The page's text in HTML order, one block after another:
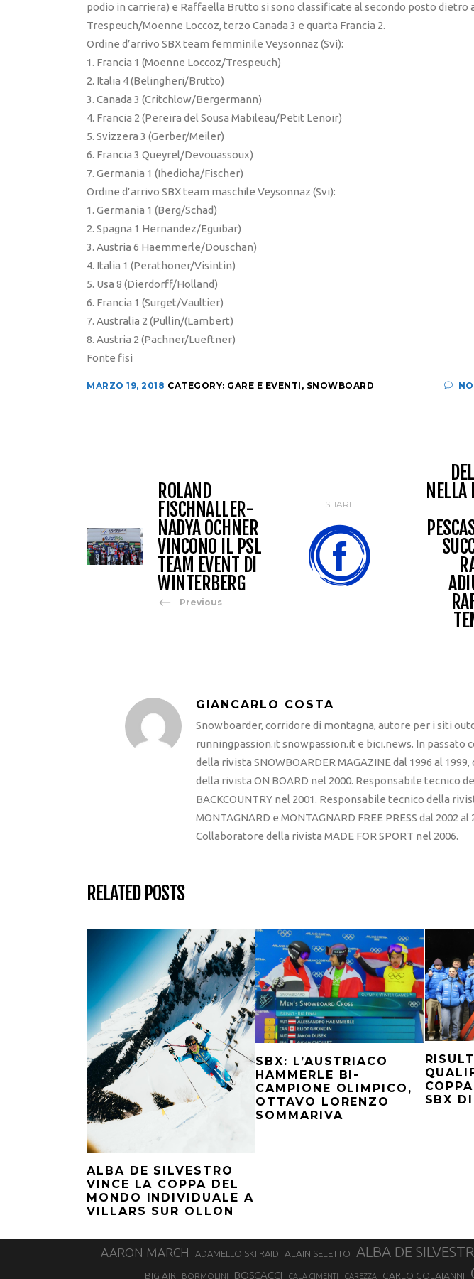
podio in carriera) e Raffaella Brutto si sono classificate al secondo posto dietro
Trespeuch/Moenne Loccoz, terzo Canada 3 e quarta Francia 2.
Ordine d’arrivo SBX team femminile Veysonnaz (Svi):
1. Francia 1 (Moenne Loccoz/Trespeuch)
2. Italia 4 (Belingheri/Brutto)
3. Canada 3 (Critchlow/Bergermann)
4. Francia 2 (Pereira del Sousa Mabileau/Petit Lenoir)
5. Svizzera 3 (Gerber/Meiler)
6. Francia 3 Queyrel/Devouassoux)
7. Germania 1 (Ihedioha/Fischer)
Ordine d’arrivo SBX team maschile Veysonnaz (Svi):
1. Germania 1 (Berg/Schad)
2. Spagna 1 Hernandez/Eguibar)
3. Austria 6 Haemmerle/Douschan)
4. Italia 1 (Perathoner/Visintin)
5. Usa 8 (Dierdorff/Holland)
6. Francia 1 (Surget/Vaultier)
7. Australia 2 (Pullin/(Lambert)
8. Austria 2 (Pachner/Lueftner)
Fonte fisi
MARZO 19, 2018 CATEGORY: GARE E EVENTI , SNOWBOARD
ROLAND
FISCHNALLER-
NADYA OCHNER
VINCONO IL PSL
TEAM EVENT DI
WINTERBERG
Previous
SHARE
NELLA
GIANCARLO COSTA
Snowboarder, corridore di montagna, autore per i siti
runningpassion.it snowpassion.it e bici.news. In passato
della rivista SNOWBOARDER MAGAZINE dal 1996 al
della rivista ON BOARD nel 2000. Responsabile tecnico
BACKCOUNTRY nel 2001. Responsabile tecnico della
MONTAGNARD e MONTAGNARD FREE PRESS dal 2002 al
Collaboratore della rivista MADE FOR SPORT nel 2006.
RELATED POSTS
ALBA DE SILVESTRO
VINCE LA COPPA DEL
MONDO INDIVIDUALE A
VILLARS SUR OLLON
SBX: L’AUSTRIACO
HAMMERLE BI-
CAMPIONE OLIMPICO,
OTTAVO LORENZO
SOMMARIVA
SBX
AARON MARCH ADAMELLO SKI RAID ALAIN SELETTO ALBA DE
BIG AIR
BORMOLINI BOSCACCI CALA CIMENTI CAREZZA CARLO COLAIANNI